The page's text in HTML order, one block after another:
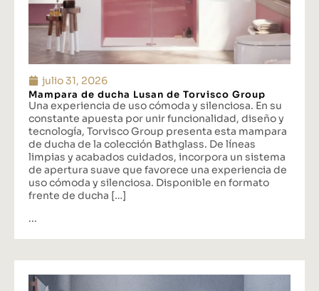
julio 31, 2026
Mampara de ducha Lusan de Torvisco Group
Una experiencia de uso cómoda y silenciosa. En su
constante apuesta por unir funcionalidad, diseño y
tecnología, Torvisco Group presenta esta mampara
de ducha de la colección Bathglass. De líneas
limpias y acabados cuidados, incorpora un sistema
de apertura suave que favorece una experiencia de
uso cómoda y silenciosa. Disponible en formato
frente de ducha […]
...